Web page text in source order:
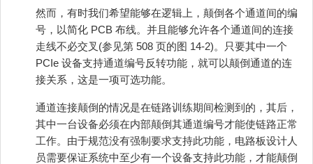
然而，有时我们希望能够在逻辑上，颠倒各个通道间的编
号，以简化 PCB 布线。并且能够允许各个通道间的连接
走线不必交叉(参见第 508 页的图 14-2)。只要其中一个
PCIe 设备支持通道编号反转功能，就可以颠倒通道的连
接关系，这是一项可选功能。
通道连接颠倒的情况是在链路训练期间检测到的，其后，
其中一台设备必须在内部颠倒其通道编号才能使链路正常
工作。由于规范没有强制要求支持此功能，电路板设计人
员需要保证系统中至少有一个设备支持此功能，才能颠倒